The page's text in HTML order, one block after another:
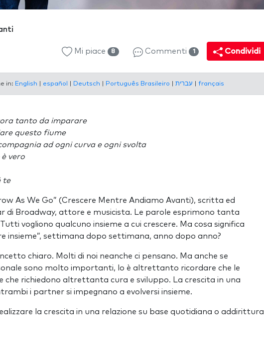
Mi piace 8 Commenti 1 Condividi
in: English español Deutsch Português Brasileiro français
tanto da imparare
questo fiume
ad ogni curva e ogni svolta
è vero
te
As We Go” (Crescere Mentre Andiamo Avanti), scritta ed
Broadway, attore e musicista. Le parole esprimono tanta
vogliono qualcuno insieme a cui crescere. Ma cosa significa
insieme”, settimana dopo settimana, anno dopo anno?
chiaro. Molti di noi neanche ci pensano. Ma anche se
sono molto importanti, lo è altrettanto ricordare che le
che richiedono altrettanta cura e sviluppo. La crescita in una
i partner si impegnano a evolversi insieme.
la crescita in una relazione su base quotidiana o addirittura